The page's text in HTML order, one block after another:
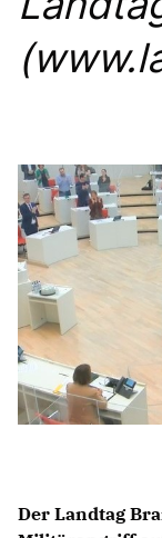
CDU
Der Landtag